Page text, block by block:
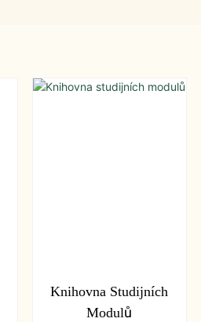
Knihovna Studijních
Modulů